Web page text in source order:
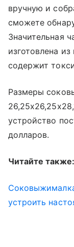
вручную и
сможете
Значительная
изготовлена
содержит
Размеры
устройство
долларов.
Читайте также:
устроить